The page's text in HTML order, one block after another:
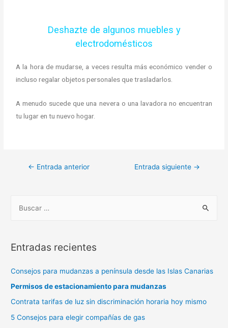
Deshazte de algunos muebles y
electrodomésticos
A la hora de mudarse, a veces resulta más económico vender o
incluso regalar objetos personales que trasladarlos.
A menudo sucede que una nevera o una lavadora no encuentran
tu lugar en tu nuevo hogar.
← Entrada anterior Entrada siguiente →
Entradas recientes
Consejos para mudanzas a península desde las Islas Canarias
Permisos de estacionamiento para mudanzas
Contrata tarifas de luz sin discriminación horaria hoy mismo
5 Consejos para elegir compañías de gas